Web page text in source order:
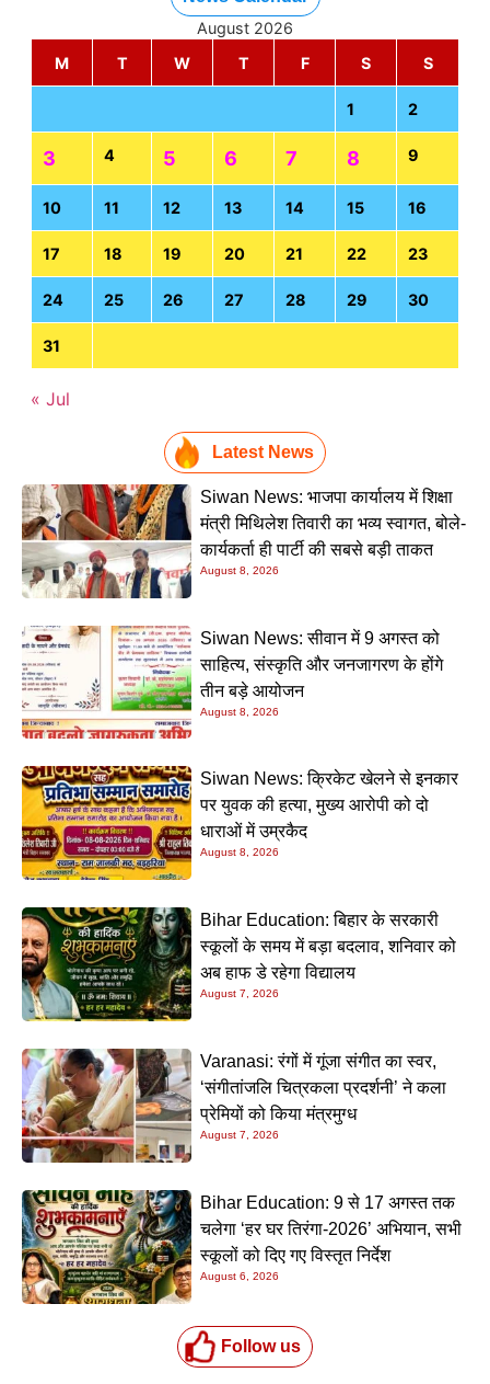
August 2026
M
T W T F S S
1 2
3 4 5 6 7 8 9
10 11 12 13 14 15 16
17 18 19 20 21 22 23
24 25 26 27 28 29 30
31
« Jul
Latest News
Siwan News: भाजपा कार्यालय में शिक्षा
मंत्री मिथिलेश तिवारी का भव्य स्वागत, बोले-
कार्यकर्ता ही पार्टी की सबसे बड़ी ताकत
August 8, 2026
Siwan News: सीवान में 9 अगस्त को
साहित्य, संस्कृति और जनजागरण के होंगे
तीन बड़े आयोजन
August 8, 2026
Siwan News: क्रिकेट खेलने से इनकार
पर युवक की हत्या, मुख्य आरोपी को दो
धाराओं में उम्रकैद
August 8, 2026
Bihar Education: बिहार के सरकारी
स्कूलों के समय में बड़ा बदलाव, शनिवार को
अब हाफ डे रहेगा विद्यालय
August 7, 2026
Varanasi: रंगों में गूंजा संगीत का स्वर,
‘संगीतांजलि चित्रकला प्रदर्शनी’ ने कला
प्रेमियों को किया मंत्रमुग्ध
August 7, 2026
Bihar Education: 9 से 17 अगस्त तक
चलेगा ‘हर घर तिरंगा-2026’ अभियान, सभी
स्कूलों को दिए गए विस्तृत निर्देश
August 6, 2026
Follow us